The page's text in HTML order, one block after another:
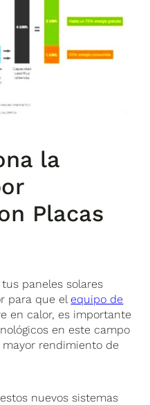
la
Placas
paneles solares
para que el equipo de
en calor, es importante
en este campo
rendimiento de
nuevos sistemas